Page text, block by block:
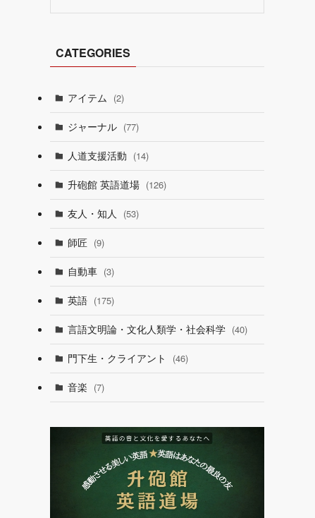
CATEGORIES
アイテム (2)
ジャーナル (77)
人道支援活動 (14)
升砲館 英語道場 (126)
友人・知人 (53)
師匠 (9)
自動車 (3)
英語 (175)
言語文明論・文化人類学・社会科学 (40)
門下生・クライアント (46)
音楽 (7)